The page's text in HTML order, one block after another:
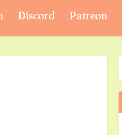
Discord Patreon